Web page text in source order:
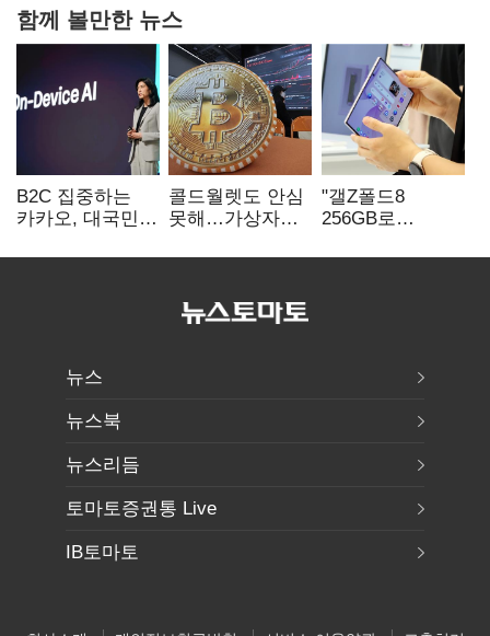
함께 볼만한 뉴스
B2C 집중하는
카카오, 대국민
AI' 사활
콜드월렛도 안심
못해…가상자산
'보안 시험대'
"갤Z폴드8
256GB로
추가"
뉴스
뉴스북
뉴스리듬
토마토증권통 Live
IB토마토